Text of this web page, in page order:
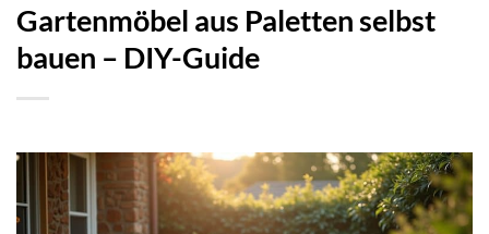
Gartenmöbel aus Paletten selbst
bauen – DIY-Guide